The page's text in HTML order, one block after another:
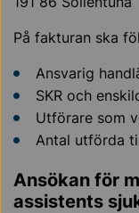
På fakturan ska
Ansvarig
SKR och
Utförare som
Antal utförda
Ansökan för
assistents